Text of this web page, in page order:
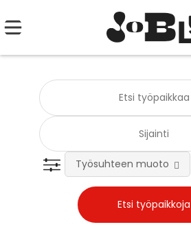
Työsuhteen muoto